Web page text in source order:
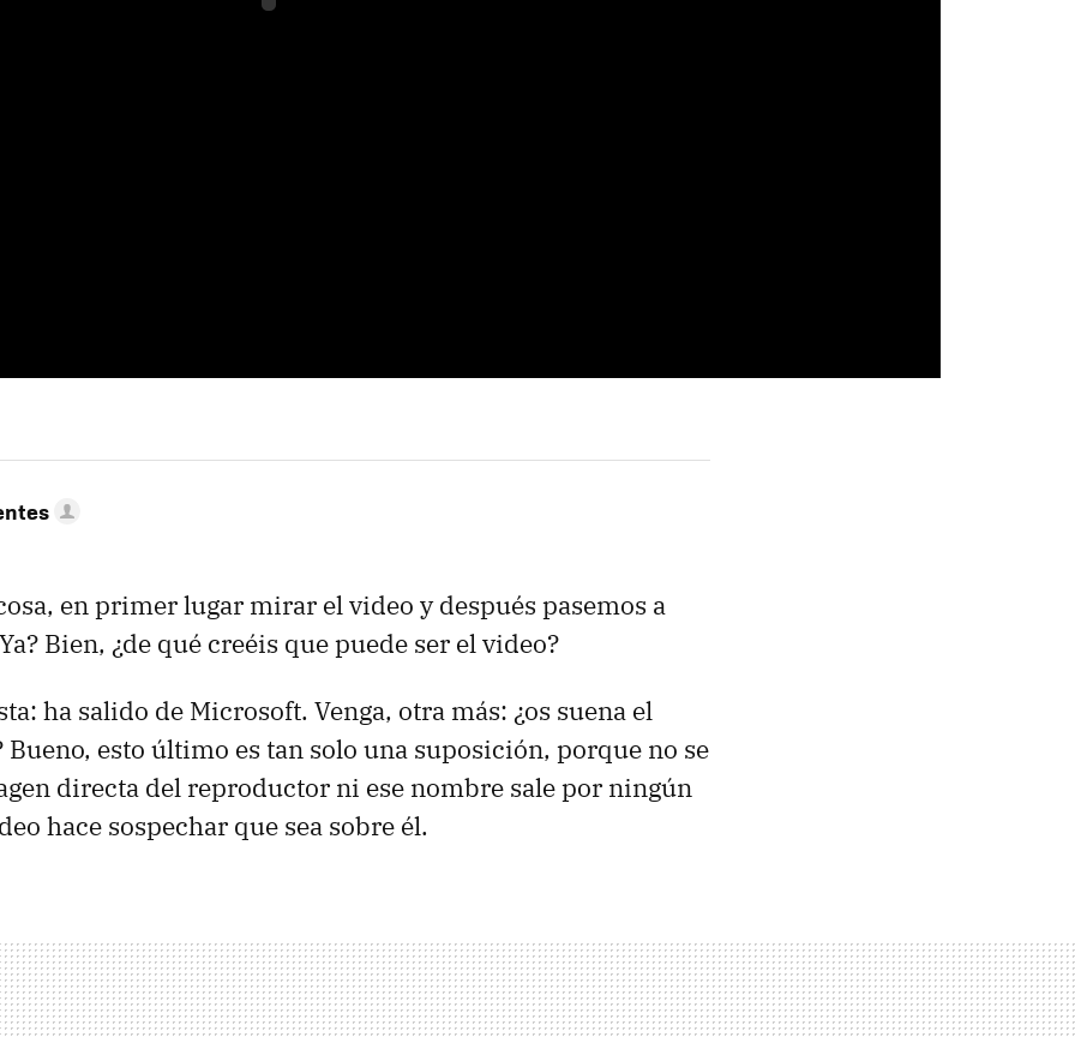
en primer lugar mirar el video y después pasemos a
Bien, ¿de qué creéis que puede ser el video?
ha salido de Microsoft. Venga, otra más: ¿os suena el
Bueno, esto último es tan solo una suposición, porque no se
directa del reproductor ni ese nombre sale por ningún
hace sospechar que sea sobre él.